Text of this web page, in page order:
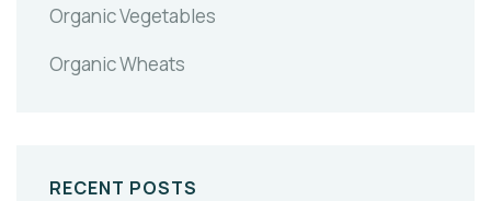
Organic Vegetables
Organic Wheats
RECENT POSTS